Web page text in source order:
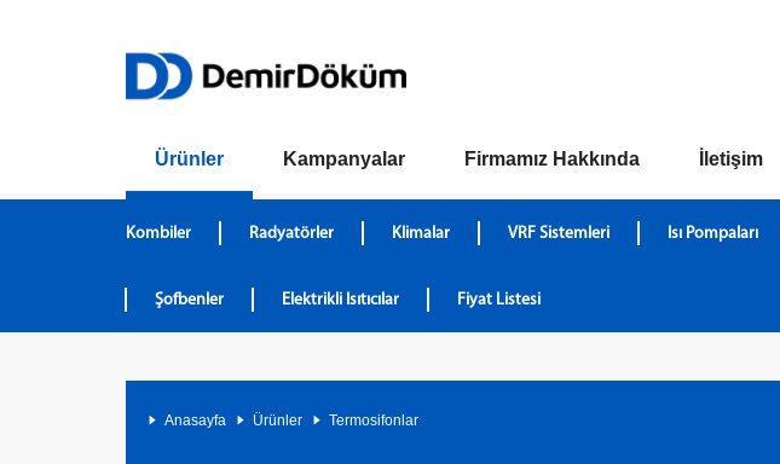
Ürünler
Kombiler Radyatörler Klimalar VRF Sistemleri Isı Pompaları
Şofbenler Elektrikli Isıtıcılar Fiyat Listesi
Kampanyalar Firmamız Hakkında İletişim
Anasayfa Ürünler Termosifonlar